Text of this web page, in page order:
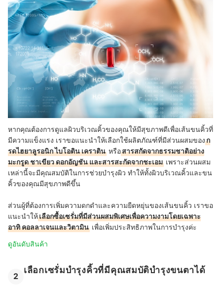
หากคุณต้องการดูแลผิวบริเวณคิ้วของคุณให้มีสุขภาพดีเพื่อเส้นขนคิ้วที่
มีความแข็งแรง เราขอแนะนำให้เลือกใช้ผลิตภัณฑ์ที่มีส่วนผสมของก
รดไฮยาลูรอนิก ไบโอติน เคราติน หรือสารสกัดจากธรรมชาติอย่าง
มะกรูด ชาเขียว ดอกอัญชัน และสารสะกัดจากชะเอม เพราะส่วนผสม
เหล่านี้จะมีคุณสมบัติในการช่วยบำรุงผิว ทำให้ทั้งผิวบริเวณคิ้วและขน
คิ้วของคุณมีสุขภาพดีขึ้น
ส่วนผู้ที่ต้องการเพิ่มความดกดำและความยืดหยุ่นของเส้นขนคิ้ว เราขอ
แนะนำให้เลือกซื้อเซรั่มที่มีส่วนผสมพิเศษเพื่อความงามโดยเฉพาะ
อาทิ คอลลาเจนและวิตามิน เพื่อเพิ่มประสิทธิภาพในการบำรุงค่ะ
ดูอันดับสินค้า
2
เลือกเซรั่มบำรุงคิ้วที่มีคุณสมบัติบำรุงขนตาได้